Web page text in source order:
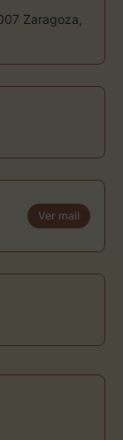
Zaragoza,
Ver mail